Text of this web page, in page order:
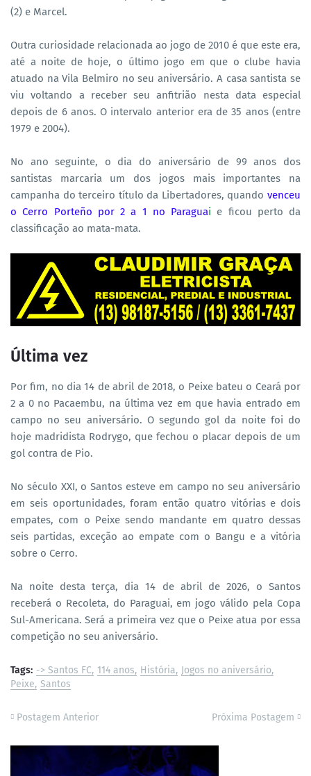
(2) e Marcel.
Outra curiosidade relacionada ao jogo de 2010 é que este era,
até a noite de hoje, o último jogo em que o clube havia
atuado na Vila Belmiro no seu aniversário. A casa santista se
viu voltando a receber seu anfitrião nesta data especial
depois de 6 anos. O intervalo anterior era de 35 anos (entre
1979 e 2004).
No ano seguinte, o dia do aniversário de 99 anos dos
santistas marcaria um dos jogos mais importantes na
campanha do terceiro título da Libertadores, quando venceu
o Cerro Porteño por 2 a 1 no Paraguai e ficou perto da
classificação ao mata-mata.
Última vez
Por fim, no dia 14 de abril de 2018, o Peixe bateu o Ceará por
2 a 0 no Pacaembu, na última vez em que havia entrado em
campo no seu aniversário. O segundo gol da noite foi do
hoje madridista Rodrygo, que fechou o placar depois de um
gol contra de Pio.
No século XXI, o Santos esteve em campo no seu aniversário
em seis oportunidades, foram então quatro vitórias e dois
empates, com o Peixe sendo mandante em quatro dessas
seis partidas, exceção ao empate com o Bangu e a vitória
sobre o Cerro.
Na noite desta terça, dia 14 de abril de 2026, o Santos
receberá o Recoleta, do Paraguai, em jogo válido pela Copa
Sul-Americana. Será a primeira vez que o Peixe atua por essa
competição no seu aniversário.
Tags: -> Santos FC 114 anos História Jogos no aniversário
Peixe Santos
Postagem Anterior Próxima Postagem